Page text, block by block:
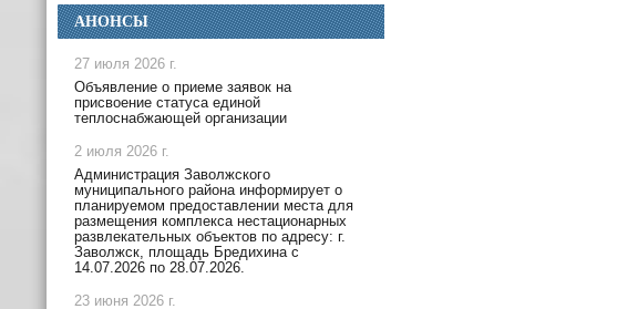
АНОНСЫ
27 июля 2026 г.
Объявление о приеме заявок на
присвоение статуса единой
теплоснабжающей организации
2 июля 2026 г.
Администрация Заволжского
муниципального района информирует о
планируемом предоставлении места для
размещения комплекса нестационарных
развлекательных объектов по адресу: г.
Заволжск, площадь Бредихина с
14.07.2026 по 28.07.2026.
23 июня 2026 г.